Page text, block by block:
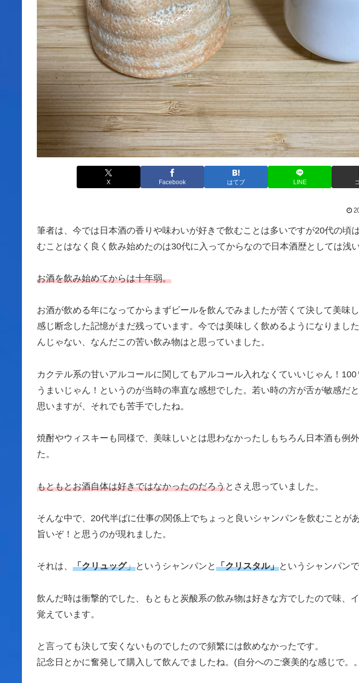
X Facebook はてブ LINE
筆者は、今では日本酒の香りや味わいが好きで飲むことは多いですが20代の頃
むことはなく良く飲み始めたのは30代に入ってからなので日本酒歴としては浅
お酒を飲み始めてからは十年弱。
お酒が飲める年になってからまずビールを飲んでみましたが苦くて決して美味
感じ断念した記憶がまだ残っています。今では美味しく飲めるようになりまし
んじゃない、なんだこの苦い飲み物はと思っていました。
カクテル系の甘いアルコールに関してもアルコール入れなくていいじゃん！
うまいじゃん！というのが当時の率直な感想でした。若い時の方が舌が敏感だ
思いますが、それでも苦手でしたね。
焼酎やウィスキーも同様で、美味しいとは思わなかったしもちろん日本酒も例
た。
もともとお酒自体は好きではなかったのだろうとさえ思っていました。
そんな中で、20代半ばに仕事の関係上でちょっと良いシャンパンを飲むことが
旨いぞ！と思うのが現れました。
それは、 「クリュッグ」というシャンパンと 「クリスタル」というシャンパンで
飲んだ時は衝撃的でした、もともと炭酸系の飲み物は好きな方でしたので味、
覚えています。
と言っても決して安くないものでしたので頻繁には飲めなかったです。
記念日とかに奮発して購入して飲んでましたね。(自分へのご褒美的な感じで。